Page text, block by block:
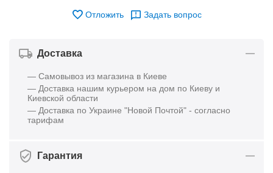
Отложить Задать вопрос
Доставка
— Самовывоз из магазина в Киеве
— Доставка нашим курьером на дом по Киеву и
Киевской области
— Доставка по Украине "Новой Почтой" - согласно
тарифам
Гарантия